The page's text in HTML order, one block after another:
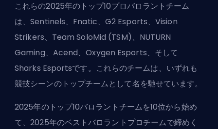
これらの2025年のトップ10プロバロラントチーム
は、Sentinels、Fnatic、G2 Esports、Vision
Strikers、Team SoloMid (TSM)、NUTURN
Gaming、Acend、Oxygen Esports、そして
Sharks Esportsです。これらのチームは、いずれも
競技シーンのトップチームとして名を馳せています。
2025年のトップ10バロラントチームを10位から始め
て、2025年のベストバロラントプロチームで締めく